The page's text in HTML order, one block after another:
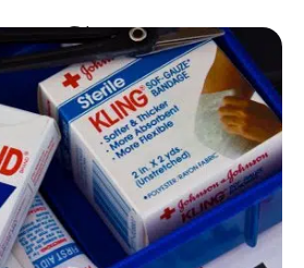
SUR…